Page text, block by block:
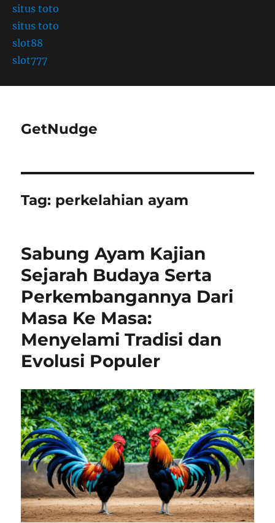
situs toto
situs toto
slot88
slot777
GetNudge
Tag: perkelahian ayam
Sabung Ayam Kajian
Sejarah Budaya Serta
Perkembangannya Dari
Masa Ke Masa:
Menyelami Tradisi dan
Evolusi Populer